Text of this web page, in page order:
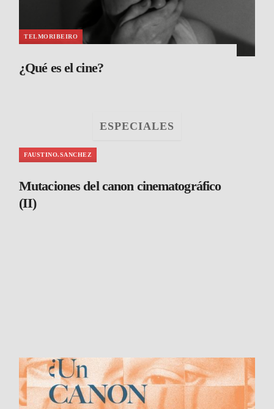
TELMORIBEIRO
¿Qué es el cine?
ESPECIALES
FAUSTINO.SANCHEZ
Mutaciones del canon cinematográfico
(II)